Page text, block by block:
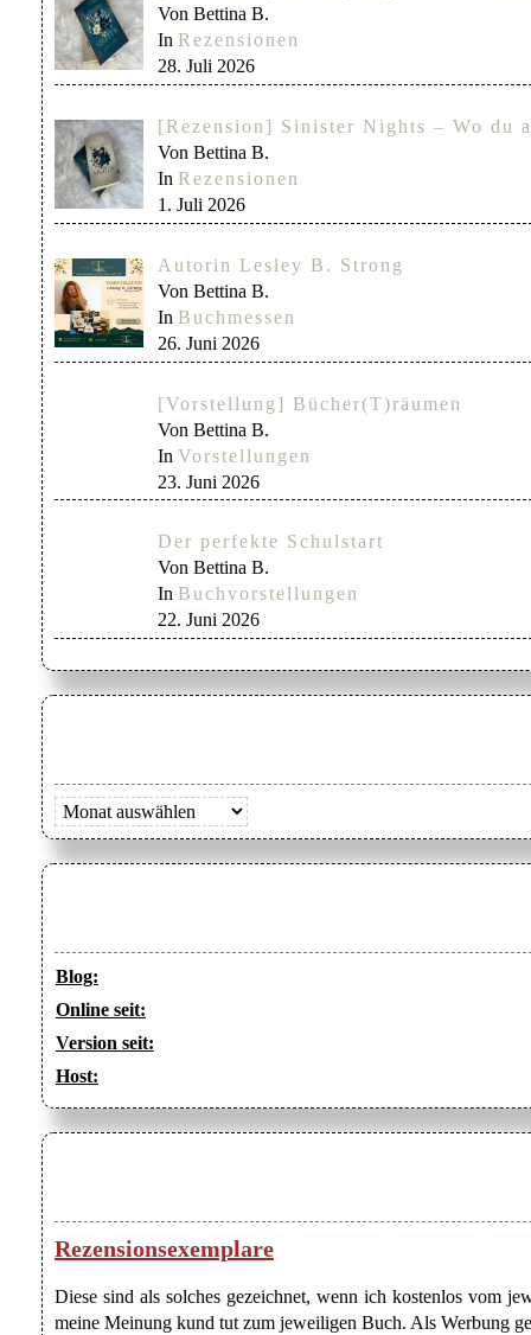
Von Bettina B.
In Rezensionen
28. Juli 2026
[Rezension] Sinister Nights – Wo du
Von Bettina B.
In Rezensionen
1. Juli 2026
Autorin Lesley B. Strong
Von Bettina B.
In Buchmessen
26. Juni 2026
[Vorstellung] Bücher(T)räumen
Von Bettina B.
In Vorstellungen
23. Juni 2026
Der perfekte Schulstart
Von Bettina B.
In Buchvorstellungen
22. Juni 2026
Archiv
Blog:
Online seit:
Version seit:
Host:
Rezensionsexemplare
Diese sind als solches gezeichnet, wenn ich kostenlos vom
meine Meinung kund tut zum jeweiligen Buch. Als Werbung